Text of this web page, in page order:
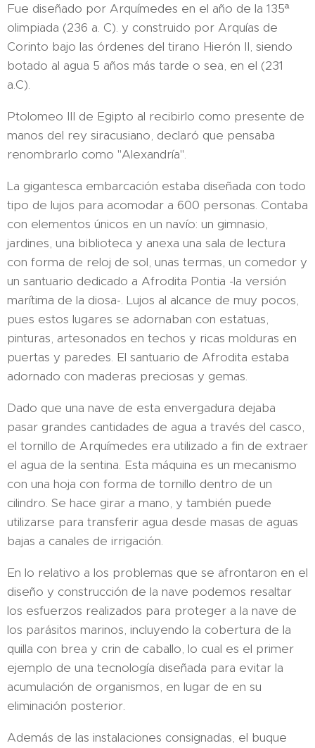
Fue diseñado por Arquímedes en el año de la 135ª
olimpiada (236 a. C). y construido por Arquías de
Corinto bajo las órdenes del tirano Hierón II, siendo
botado al agua 5 años más tarde o sea, en el (231
a.C).
Ptolomeo III de Egipto al recibirlo como presente de
manos del rey siracusiano, declaró que pensaba
renombrarlo como "Alexandría".
La gigantesca embarcación estaba diseñada con todo
tipo de lujos para acomodar a 600 personas. Contaba
con elementos únicos en un navío: un gimnasio,
jardines, una biblioteca y anexa una sala de lectura
con forma de reloj de sol, unas termas, un comedor y
un santuario dedicado a Afrodita Pontia -la versión
marítima de la diosa-. Lujos al alcance de muy pocos,
pues estos lugares se adornaban con estatuas,
pinturas, artesonados en techos y ricas molduras en
puertas y paredes. El santuario de Afrodita estaba
adornado con maderas preciosas y gemas.
Dado que una nave de esta envergadura dejaba
pasar grandes cantidades de agua a través del casco,
el tornillo de Arquímedes era utilizado a fin de extraer
el agua de la sentina. Esta máquina es un mecanismo
con una hoja con forma de tornillo dentro de un
cilindro. Se hace girar a mano, y también puede
utilizarse para transferir agua desde masas de aguas
bajas a canales de irrigación.
En lo relativo a los problemas que se afrontaron en el
diseño y construcción de la nave podemos resaltar
los esfuerzos realizados para proteger a la nave de
los parásitos marinos, incluyendo la cobertura de la
quilla con brea y crin de caballo, lo cual es el primer
ejemplo de una tecnología diseñada para evitar la
acumulación de organismos, en lugar de en su
eliminación posterior.
Además de las instalaciones consignadas, el buque